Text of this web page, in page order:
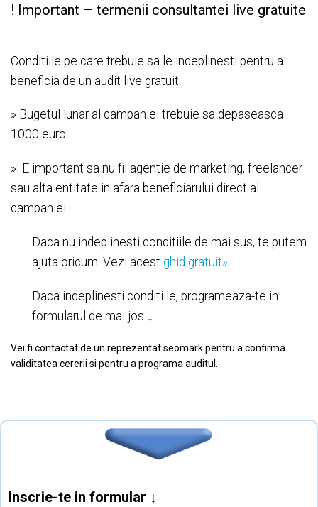
! Important – termenii consultantei live gratuite
Conditiile pe care trebuie sa le indeplinesti pentru a
beneficia de un audit live gratuit:
» Bugetul lunar al campaniei trebuie sa depaseasca
1000 euro
» E important sa nu fii agentie de marketing, freelancer
sau alta entitate in afara beneficiarului direct al
campaniei
Daca nu indeplinesti conditiile de mai sus, te putem
ajuta oricum. Vezi acest ghid gratuit»
Daca indeplinesti conditiile, programeaza-te in
formularul de mai jos ↓
Vei fi contactat de un reprezentat seomark pentru a confirma
validitatea cererii si pentru a programa auditul.
Inscrie-te in formular ↓